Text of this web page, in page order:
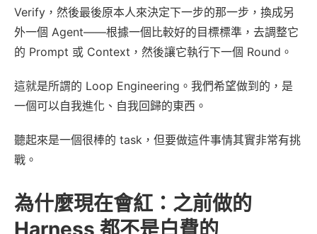
Verify，然後最後原本人來決定下一步的那一步，換成另
外一個 Agent——根據一個比較好的目標標準，去調整它
的 Prompt 或 Context，然後讓它執行下一個 Round。
這就是所謂的 Loop Engineering。我們希望做到的，是
一個可以自我進化、自我回歸的東西。
聽起來是一個很棒的 task，但要做這件事情其實非常有挑
戰。
為什麼現在會紅：之前做的
Harness 都不是白費的